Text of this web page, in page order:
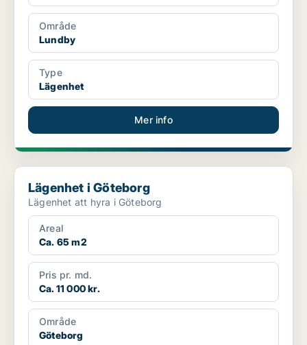
Område
Lundby
Type
Lägenhet
Mer info
Lägenhet i Göteborg
Lägenhet i Göteborg
Lägenhet att hyra i Göteborg
Areal
Ca. 65 m2
Pris pr. md.
Ca. 11 000 kr.
Område
Göteborg